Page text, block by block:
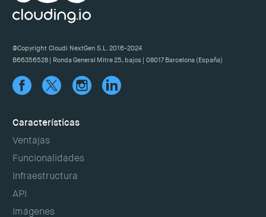
@Copyright Cloudi NextGen S.L. 2016-2024
B66356528 | Ronda General Mitre 25, bajos | 08017 Barcelona (España)
Características
Ventajas
Funcionalidades
Infraestructura
API
Imágenes